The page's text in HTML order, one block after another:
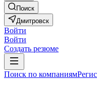
Поиск
Дмитровск
Войти
Войти
Создать резюме
Поиск по компаниям